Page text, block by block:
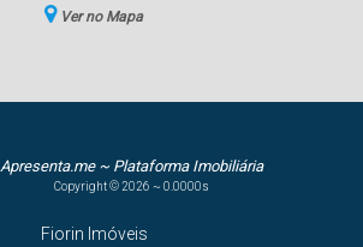
Ver no Mapa
Apresenta.me ~ Plataforma Imobiliária
Copyright © 2026 ~ 0.0000s
Fiorin Imóveis